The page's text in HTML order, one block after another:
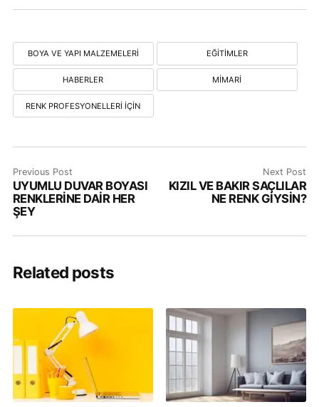
BOYA VE YAPI MALZEMELERI EĞITIMLER
HABERLER MIMARI
RENK PROFESYONELLERI İÇIN
Previous Post
UYUMLU DUVAR BOYASI
RENKLERİNE DAİR HER
ŞEY
Next Post
KIZIL VE BAKIR SAÇLILAR
NE RENK GİYSİN?
Related posts